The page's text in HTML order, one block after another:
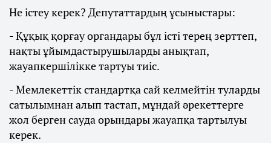
Не істеу керек? Депутаттардың ұсыныстары:
- Құқық қорғау органдары бұл істі терең зерттеп,
нақты ұйымдастырушыларды анықтап,
жауапкершілікке тартуы тиіс.
- Мемлекеттік стандартқа сай келмейтін туларды
сатылымнан алып тастап, мұндай әрекеттерге
жол берген сауда орындары жауапқа тартылуы
керек.